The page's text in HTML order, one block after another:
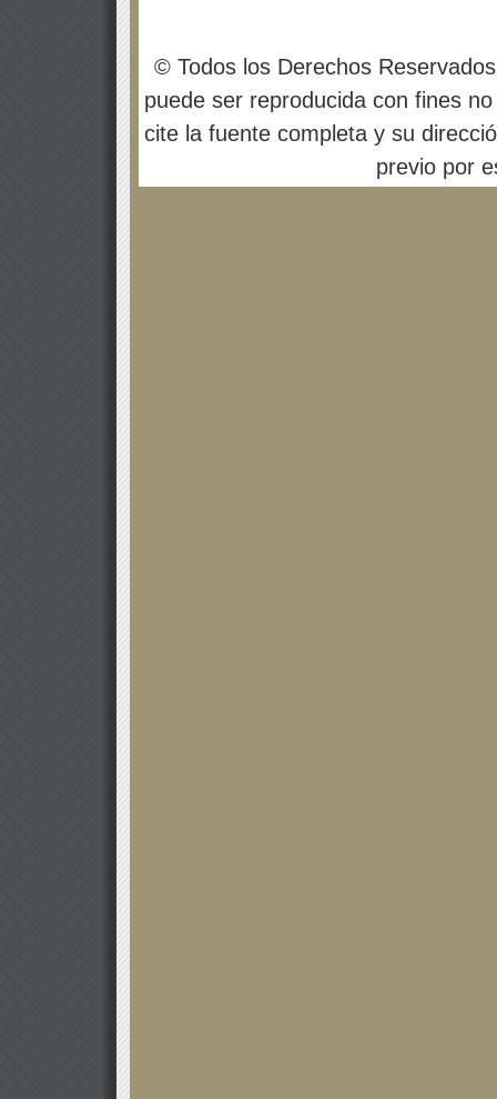
© Todos los Derechos
puede ser reproducida con fines
cite la fuente completa y su
previo por